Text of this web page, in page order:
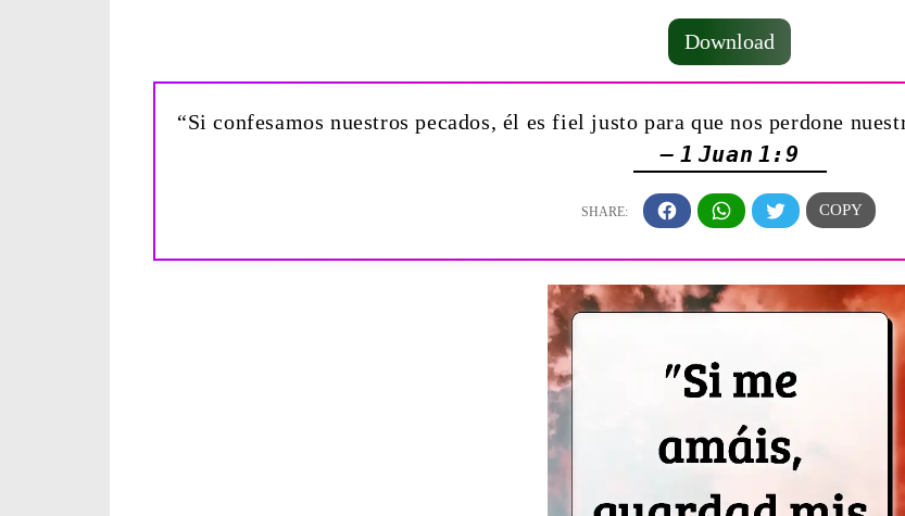
Download
“Si confesamos nuestros pecados, él es fiel justo para que nos perdone
— 1 Juan 1:9